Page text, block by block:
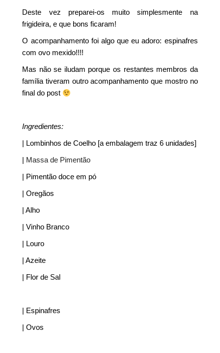
Deste vez preparei-os muito simplesmente na
frigideira, e que bons ficaram!
O acompanhamento foi algo que eu adoro: espinafres
com ovo mexido!!!!
Mas não se iludam porque os restantes membros da
família tiveram outro acompanhamento que mostro no
final do post
Ingredientes:
| Lombinhos de Coelho [a embalagem traz 6 unidades]
| Massa de Pimentão
| Pimentão doce em pó
| Oregãos
| Alho
| Vinho Branco
| Louro
| Azeite
| Flor de Sal
| Espinafres
| Ovos